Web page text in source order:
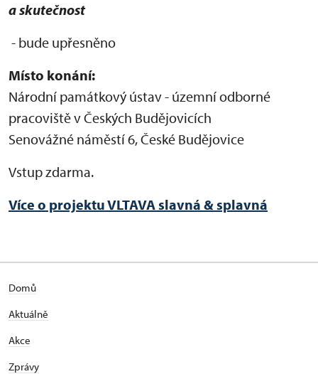
a skutečnost
- bude upřesněno
Místo konání:
Národní památkový ústav - územní odborné
pracoviště v Českých Budějovicích
Senovážné náměstí 6, České Budějovice
Vstup zdarma.
Více o projektu VLTAVA slavná & splavná
Domů
Aktuálně
Akce
Zprávy